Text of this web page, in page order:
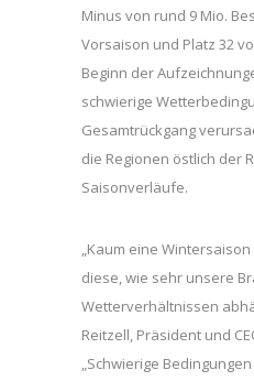
Minus von rund 9 Mio.
Vorsaison und Platz 32
Beginn der
schwierige
Gesamtrückgang
die Regionen östlich der
Saisonverläufe.
„Kaum eine
diese, wie sehr unsere
Wetterverhältnissen
Reitzell, Präsident und
„Schwierige